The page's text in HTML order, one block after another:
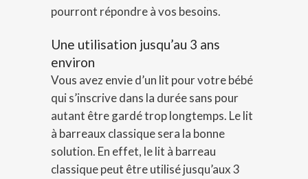
pourront répondre à vos besoins.
Une utilisation jusqu’au 3 ans
environ
Vous avez envie d’un lit pour votre bébé
qui s’inscrive dans la durée sans pour
autant être gardé trop longtemps. Le lit
à barreaux classique sera la bonne
solution. En effet, le lit à barreau
classique peut être utilisé jusqu’aux 3